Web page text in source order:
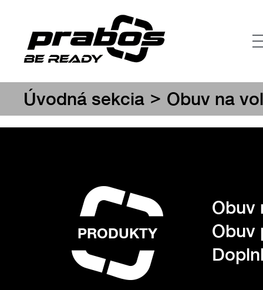
Úvodná sekcia > Obuv na
PRODUKTY
Obuv
Obuv